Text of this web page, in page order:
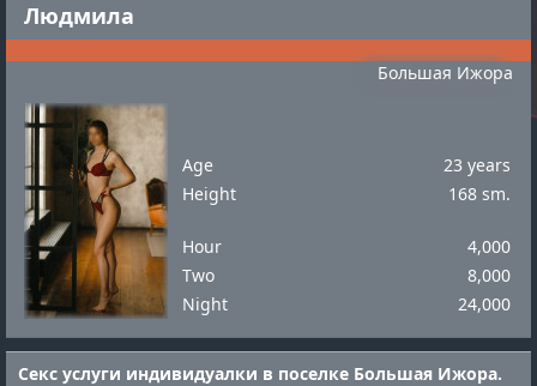
Людмила
Большая Ижора
Age
23 years
Height
168 sm.
Hour
4,000
Two
8,000
Night
24,000
Секс услуги индивидуалки в поселке Большая Ижора.